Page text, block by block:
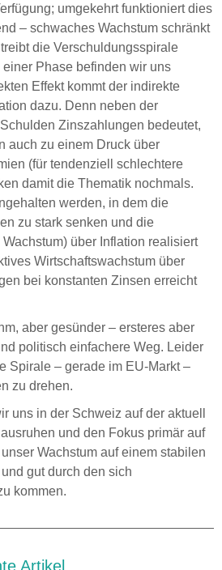
umgekehrt funktioniert dies
– schwaches Wachstum schränkt
die Verschuldungsspirale
Phase befinden wir uns
Effekt kommt der indirekte
dazu. Denn neben der
Zinszahlungen bedeutet,
auch zu einem Druck über
(für tendenziell schlechtere
damit die Thematik nochmals.
werden, in dem die
zu stark senken und die
über Inflation realisiert
Wirtschaftswachstum über
bei konstanten Zinsen erreicht
aber gesünder – ersteres aber
politisch einfachere Weg. Leider
Spirale – gerade im EU-Markt –
zu drehen.
uns in der Schweiz auf der aktuell
und den Fokus primär auf
Wachstum auf einem stabilen
gut durch den sich
kommen.
Artikel